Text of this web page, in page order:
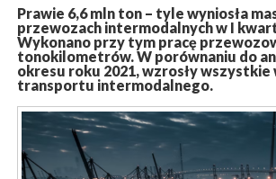
Prawie 6,6 mln ton – tyle wyniosła
przewozach intermodalnych w I
Wykonano przy tym pracę
tonokilometrów. W porównaniu do
okresu roku 2021, wzrosły wszystkie
transportu intermodalnego.